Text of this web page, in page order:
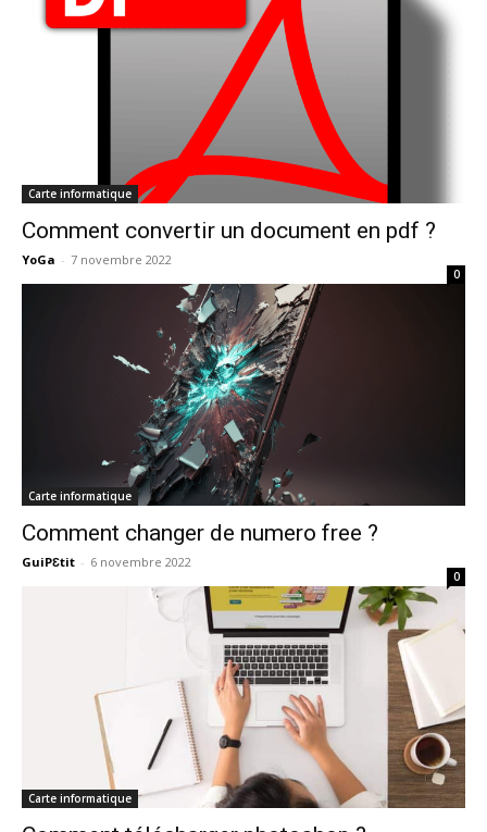
Carte informatique
Comment convertir un document en pdf ?
YoGa - 7 novembre 2022
0
Carte informatique
Comment changer de numero free ?
GuiPƐtit - 6 novembre 2022
0
Carte informatique